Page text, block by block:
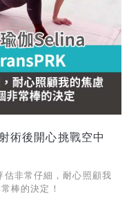
術後開心挑戰空中
非常仔細，耐心照顧我
棒的決定！